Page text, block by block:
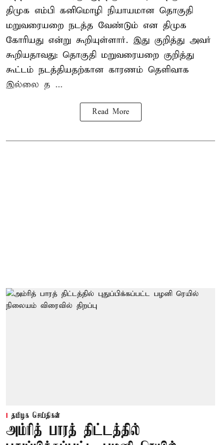
திமுக எம்பி கனிமொழி நியாயமான தொகுதி
மறுவரையறை நடத்த வேண்டும் என திமுக
கோரியது என்று கூறியுள்ளார். இது குறித்து அவர்
கூறியதாவது: தொகுதி மறுவரையறை குறித்து
கூட்டம் நடத்தியதற்கான காரணம் தெளிவாக
இல்லை த ...
Read More
தமிழக செய்திகள்
அம்ரித் பாரத் திட்டத்தில்